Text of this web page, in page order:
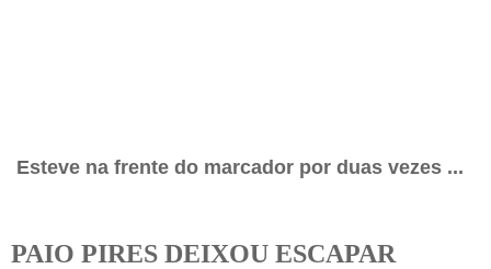
Esteve na frente do marcador por duas vezes ...
PAIO PIRES DEIXOU ESCAPAR